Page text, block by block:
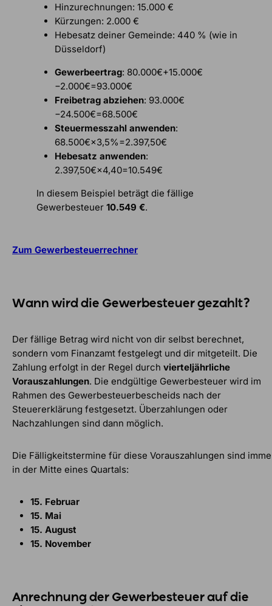
Hinzurechnungen: 15.000 €
Kürzungen: 2.000 €
Hebesatz deiner Gemeinde: 440 % (wie in
Düsseldorf)
Gewerbeertrag: 80.000€+15.000€
−2.000€=93.000€
Freibetrag abziehen: 93.000€
−24.500€=68.500€
Steuermesszahl anwenden:
68.500€×3,5%=2.397,50€
Hebesatz anwenden:
2.397,50€×4,40=10.549€
In diesem Beispiel beträgt die fällige
Gewerbesteuer 10.549 €.
Zum Gewerbesteuerrechner
Wann wird die Gewerbesteuer gezahlt?
Der fällige Betrag wird nicht von dir selbst berechnet,
sondern vom Finanzamt festgelegt und dir mitgeteilt. Die
Zahlung erfolgt in der Regel durch vierteljährliche
Vorauszahlungen. Die endgültige Gewerbesteuer wird im
Rahmen des Gewerbesteuerbescheids nach der
Steuererklärung festgesetzt. Überzahlungen oder
Nachzahlungen sind dann möglich.
Die Fälligkeitstermine für diese Vorauszahlungen sind
in der Mitte eines Quartals:
15. Februar
15. Mai
15. August
15. November
Anrechnung der Gewerbesteuer auf die